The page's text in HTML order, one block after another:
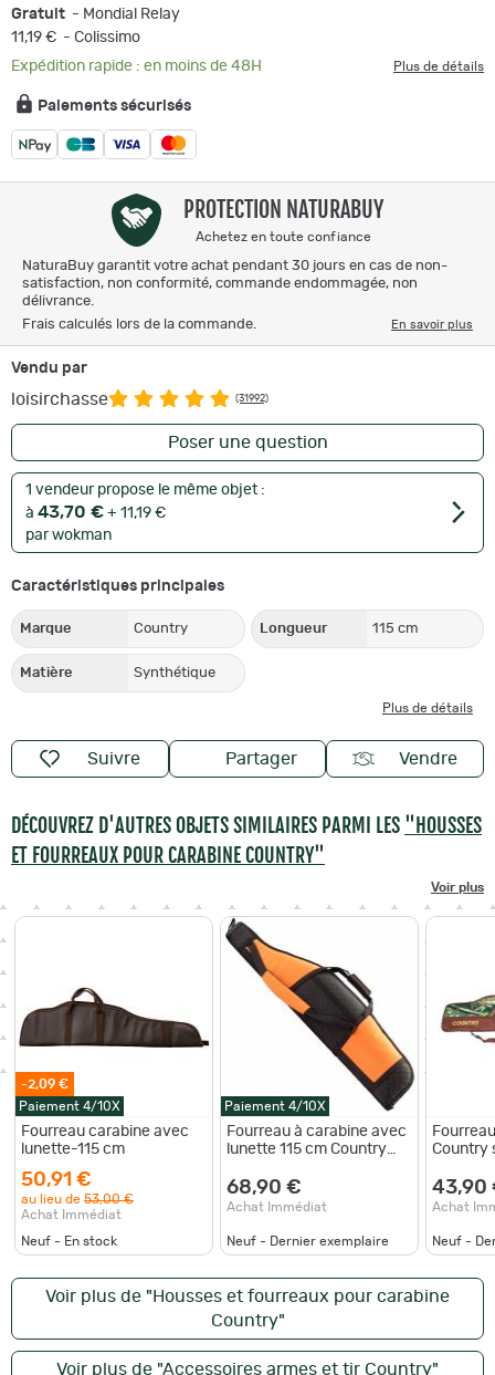
Gratuit - Mondial Relay
11,19 € - Colissimo
Expédition rapide : en moins de 48H
Plus de détails
Paiements sécurisés
PROTECTION NATURABUY
Achetez en toute confiance
NaturaBuy garantit votre achat pendant 30 jours en cas de non-
satisfaction, non conformité, commande endommagée, non
délivrance.
Frais calculés lors de la commande.
En savoir plus
Vendu par
loisirchasse (31992)
Poser une question
1 vendeur propose le même objet :
à 43,70 € + 11,19 €
par wokman
Caractéristiques principales
Marque Country Longueur 115 cm
Matière Synthétique
Plus de détails
Suivre Partager Vendre
DÉCOUVREZ D'AUTRES OBJETS SIMILAIRES PARMI LES "HOUSSES
ET FOURREAUX POUR CARABINE COUNTRY"
Voir plus
-2,09 €
Paiement 4/10X
Fourreau carabine avec
lunette-115 cm
50,91 €
au lieu de 53,00 €
Achat Immédiat
Neuf - En stock
Paiement 4/10X
Fourreau à carabine avec
lunette 115 cm Country
68,90 €
Achat Immédiat
Neuf - Dernier exemplaire
Country
43,90
Achat
Neuf -
Voir plus de "Housses et fourreaux pour carabine
Country"
Voir plus de "Accessoires armes et tir Country"